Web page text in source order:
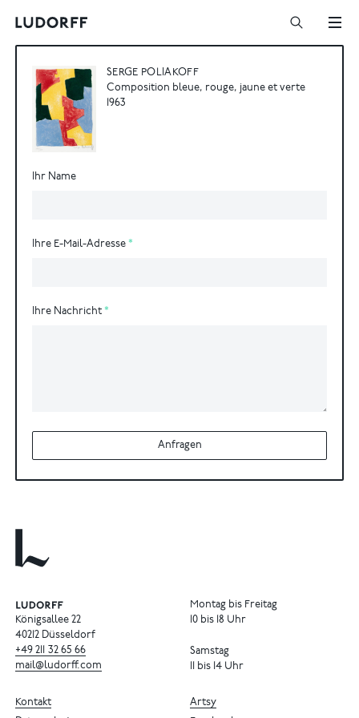
SERGE POLIAKOFF
Composition bleue, rouge, jaune et verte
1963
Ihr Name
Ihre E-Mail-Adresse
Ihre Nachricht
Anfragen
Königsallee 22
40212 Düsseldorf
+49 211 32 65 66
mail@ludorff.com
Montag bis Freitag
10 bis 18 Uhr
Samstag
11 bis 14 Uhr
Artsy
Kontakt